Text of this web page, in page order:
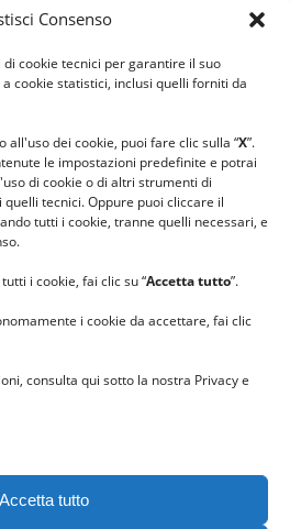
Consenso
cookie tecnici per garantire il suo
cookie statistici, inclusi quelli forniti da
all'uso dei cookie, puoi fare clic sulla “X”.
le impostazioni predefinite e potrai
di cookie o di altri strumenti di
tecnici. Oppure puoi cliccare il
tutti i cookie, tranne quelli necessari, e
i cookie, fai clic su “Accetta tutto”.
i cookie da accettare, fai clic
consulta qui sotto la nostra Privacy e
Accetta tutto